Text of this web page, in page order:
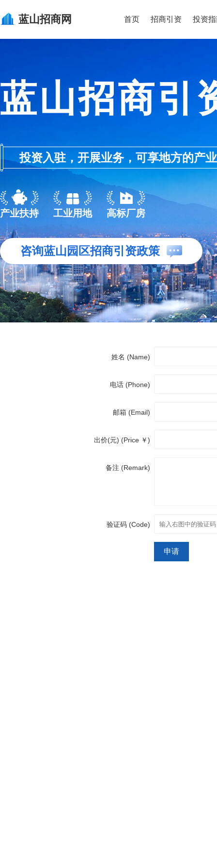
蓝山招商网 首页 招商引资 投资
蓝山招商引
投资入驻，开展业务，可享地方的产
产业扶持 工业用地 高标厂房
咨询蓝山园区招商引资政策
姓名 (Name)
电话 (Phone)
邮箱 (Email)
出价(元) (Price ￥)
备注 (Remark)
验证码 (Code)
申请